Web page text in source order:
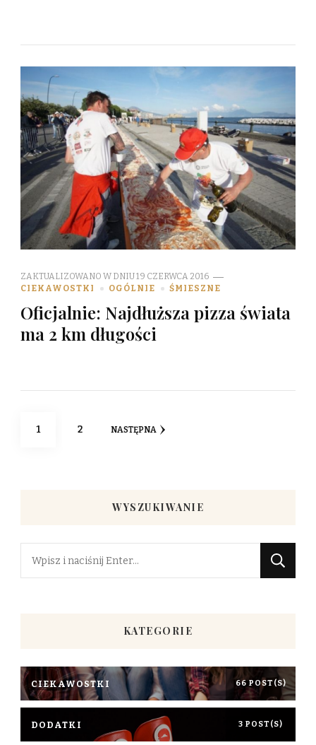
ZAKTUALIZOWANO W DNIU19 CZERWCA 2016
CIEKAWOSTKI
OGÓLNIE ŚMIESZNE
Oficjalnie: Najdłuższa pizza świata
ma 2 km długości
Stronicowanie
STRONA
1 STRONA
2 NASTĘPNA
WYSZUKIWANIE
Szukasz
czegoś?
KATEGORIE
CIEKAWOSTKI 66 POST(S)
DODATKI 3 POST(S)